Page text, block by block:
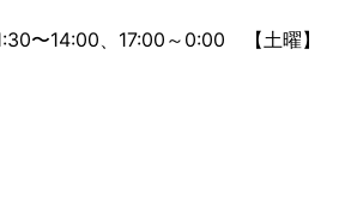
〜14:00、17:00～0:00 【土曜】